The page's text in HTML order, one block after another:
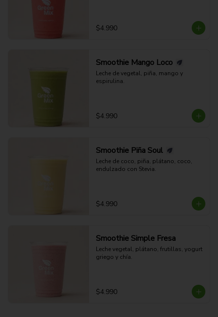
$4.990
Smoothie Mango Loco
Leche de vegetal, piña, mango y
espirulina.
$4.990
Smoothie Piña Soul
Leche de coco, piña, plátano, coco,
endulzado con Stevia.
$4.990
Smoothie Simple Fresa
Leche vegetal, plátano, frutillas, yogurt
griego y chía.
$4.990